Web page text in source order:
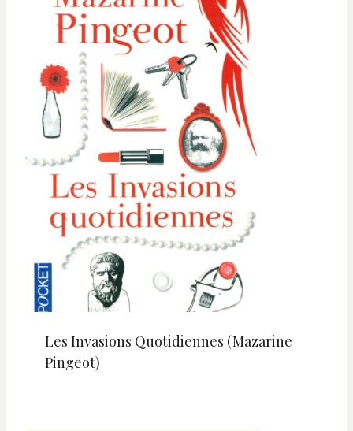
Les Invasions Quotidiennes (Mazarine
Pingeot)